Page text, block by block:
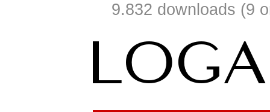
9.832 downloads (9